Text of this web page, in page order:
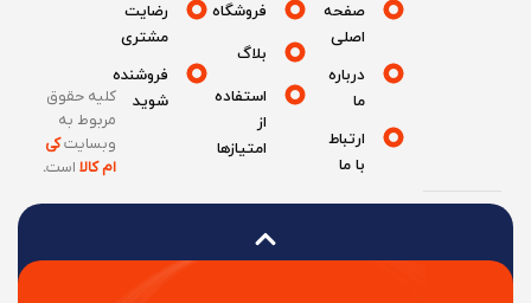
صفحه
درباره
ارتباط
فروشگاه
بلاگ
استفاده
امتیازها
رضایت
مشتری
فروشنده
شوید
کلیه حقوق
مربوط به
وبسایتکی
ام کالااست.